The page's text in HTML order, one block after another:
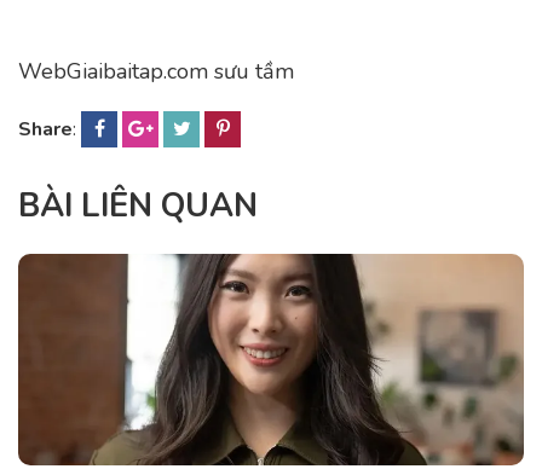
WebGiaibaitap.com sưu tầm
Share:
BÀI LIÊN QUAN